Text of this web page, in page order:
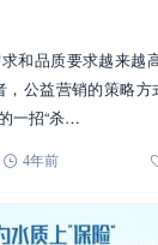
和品质要求越来越
，公益营销的策略
一招“杀…
4年前